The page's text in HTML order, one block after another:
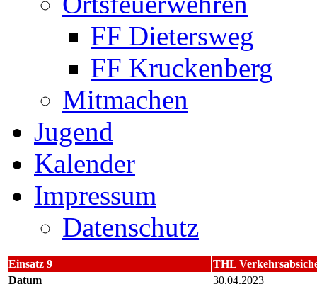
FF Dietersweg
FF Kruckenberg
Mitmachen
Jugend
Kalender
Impressum
Datenschutz
Einsatz 9
THL
Datum
30.04.2023